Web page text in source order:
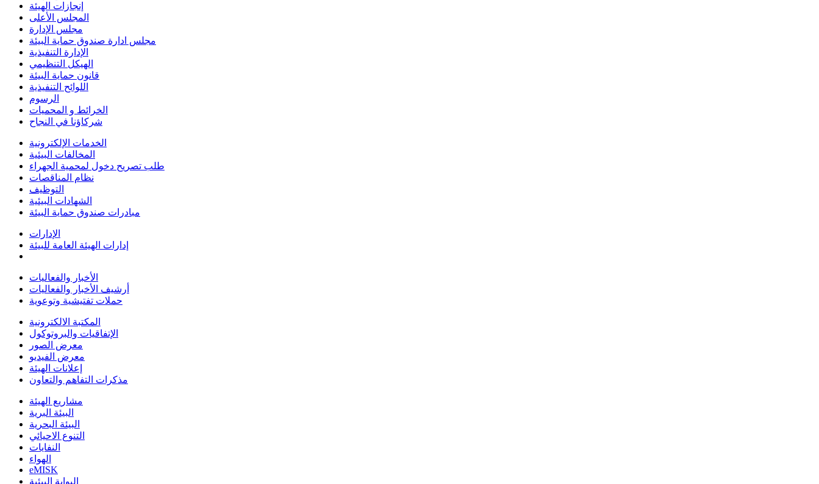
إنجازات الهيئة
المجلس الأعلى
مجلس الإدارة
مجلس ادارة صندوق حماية البيئة
الإدارة التنفيذية
الهيكل التنظيمي
قانون حماية البيئة
اللوائح التنفيذية
الرسوم
الخرائط و المحميات
شركاؤنا في النجاح
الخدمات الإلكترونية
المخالفات البيئية
طلب تصريح دخول لمحمية الجهراء
نظام المناقصات
التوظيف
الشهادات البيئية
مبادرات صندوق حماية البيئة
الإدارات
إدارات الهيئة العامة للبيئة
الأخبار والفعاليات
أرشيف الأخبار والفعاليات
حملات تفتيشية وتوعوية
المكتبة الالكترونية
الإتفاقيات والبروتوكول
معرض الصور
معرض الفيديو
إعلانات الهيئة
مذكرات التفاهم والتعاون
مشاريع الهيئة
البيئة البرية
البيئة البحرية
التنوع الاحيائي
النفايات
الهواء
eMISK
البوابة البيئية